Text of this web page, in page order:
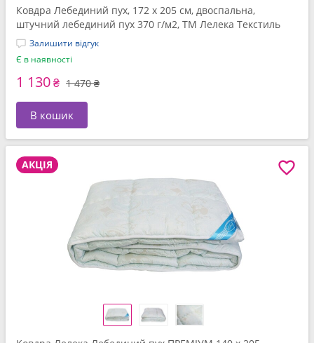
Ковдра Лебединий пух, 172 x 205 см, двоспальна,
штучний лебединий пух 370 г/м2, ТМ Лелека Текстиль
Залишити відгук
Є в наявності
1 130₴ 1 470 ₴
В кошик
АКЦІЯ